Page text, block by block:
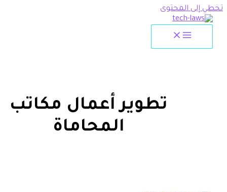
تطوير أعمال مكاتب
المحاماة